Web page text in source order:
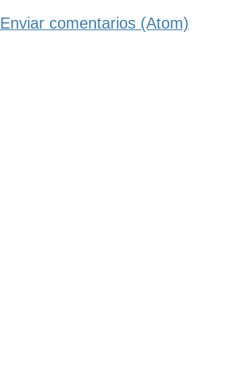
Enviar comentarios (Atom)